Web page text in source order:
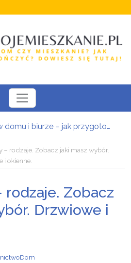
Montaż klimatyzacji w domu i biurze – jak przygotować się do instalacji i wybrać odpowiedni system?
Kompleksowa baza noclegowa w Zakopanem: Znajdź idealne zakwaterowanie i zaplanuj urlop w Tatrach
– rodzaje. Zobacz jaki masz wybór.
i okienne.
rodzaje. Zobacz
Drzwiowe i
Dom